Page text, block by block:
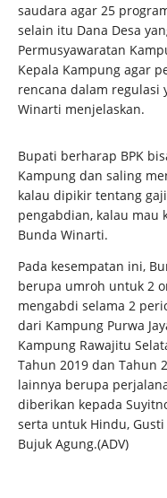
saudara agar 25
selain itu Dana Desa
Permusyawaratan
Kepala Kampung agar
rencana dalam regulasi
Winarti menjelaskan.
Bupati berharap BPK
Kampung dan saling
kalau dipikir tentang
pengabdian, kalau mau
Bunda Winarti.
Pada kesempatan ini,
berupa umroh untuk 2
mengabdi selama 2
dari Kampung Purwa
Kampung Rawajitu
Tahun 2019 dan Tahun
lainnya berupa
diberikan kepada
serta untuk Hindu, Gusti
Bujuk Agung.(ADV)